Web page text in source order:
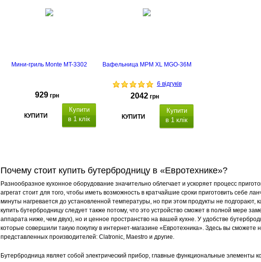
Мини-гриль Monte MT-3302
929 грн
КУПИТИ
Купити
в 1 клік
180°,
23х14.5 см
Вафельница MPM XL MGO-36M
6 відгуків
2042 грн
КУПИТИ
Купити
в 1 клік
страна-
производитель: Польша
Почему стоит купить бутербродницу в «Евротехнике»?
Разнообразное кухонное оборудование значительно облегчает и ускоряет процесс
агрегат стоит для того, чтобы иметь возможность в кратчайшие сроки приготовить себе
минуты нагревается до установленной температуры, но при этом продукты не подгорают,
купить бутербродницу следует также потому, что это устройство сможет в полной мере
аппарата ниже, чем двух), но и ценное пространство на вашей кухне. У удобстве
которые совершили такую покупку в интернет-магазине «Евротехника». Здесь вы сможете
представленных производителей: Clatronic, Maestro и другие.
Бутербродница являет собой электрический прибор, главные функциональные элементы